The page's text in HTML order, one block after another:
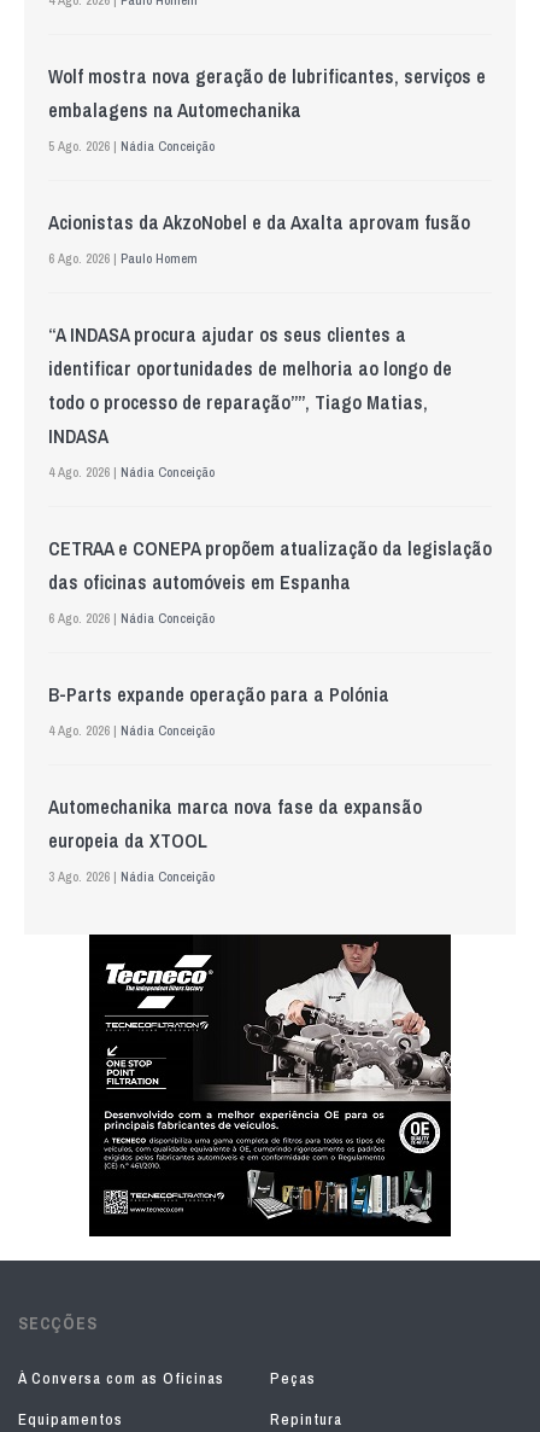
Wolf mostra nova geração de lubrificantes, serviços e
embalagens na Automechanika
5 Ago. 2026 | Nádia Conceição
Acionistas da AkzoNobel e da Axalta aprovam fusão
6 Ago. 2026 | Paulo Homem
“A INDASA procura ajudar os seus clientes a
identificar oportunidades de melhoria ao longo de
todo o processo de reparação””, Tiago Matias,
INDASA
4 Ago. 2026 | Nádia Conceição
CETRAA e CONEPA propõem atualização da legislação
das oficinas automóveis em Espanha
6 Ago. 2026 | Nádia Conceição
B-Parts expande operação para a Polónia
4 Ago. 2026 | Nádia Conceição
Automechanika marca nova fase da expansão
europeia da XTOOL
3 Ago. 2026 | Nádia Conceição
SECÇÕES
À Conversa com as Oficinas
Peças
Equipamentos
Repintura